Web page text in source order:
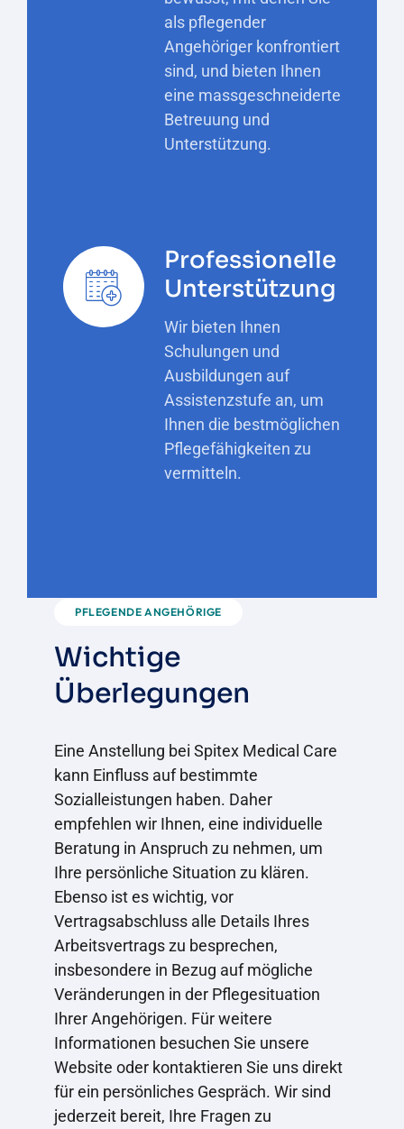
als pflegender
Angehöriger konfrontiert
sind, und bieten Ihnen
eine massgeschneiderte
Betreuung und
Unterstützung.
Professionelle
Unterstützung
Wir bieten Ihnen
Schulungen und
Ausbildungen auf
Assistenzstufe an, um
Ihnen die bestmöglichen
Pflegefähigkeiten zu
vermitteln.
PFLEGENDE ANGEHÖRIGE
Wichtige
Überlegungen
Eine Anstellung bei Spitex Medical Care
kann Einfluss auf bestimmte
Sozialleistungen haben. Daher
empfehlen wir Ihnen, eine individuelle
Beratung in Anspruch zu nehmen, um
Ihre persönliche Situation zu klären.
Ebenso ist es wichtig, vor
Vertragsabschluss alle Details Ihres
Arbeitsvertrags zu besprechen,
insbesondere in Bezug auf mögliche
Veränderungen in der Pflegesituation
Ihrer Angehörigen. Für weitere
Informationen besuchen Sie unsere
Website oder kontaktieren Sie uns direkt
für ein persönliches Gespräch. Wir sind
jederzeit bereit, Ihre Fragen zu